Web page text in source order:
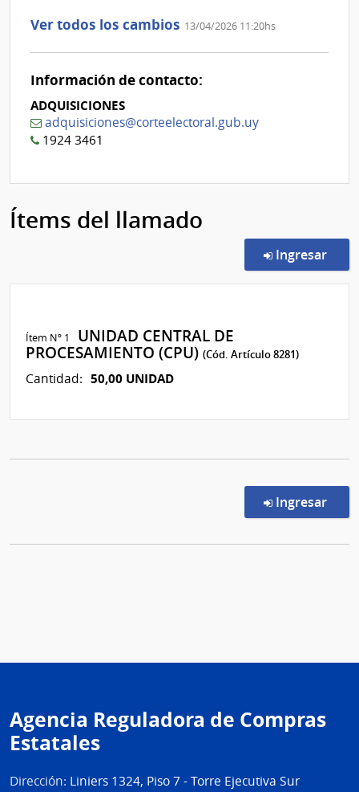
texto de
aclaración
Archivo
aclaración
Ver todos los cambios 13/04/2026 11:20hs
Información de contacto:
ADQUISICIONES
adquisiciones@corteelectoral.gub.uy
1924 3461
Ítems del llamado
Ingresar
Ítem Nº 1
UNIDAD CENTRAL DE
PROCESAMIENTO (CPU)(Cód. Artículo 8281)
Cantidad: 50,00 UNIDAD
Ingresar
Agencia Reguladora de Compras
Estatales
Dirección: Liniers 1324, Piso 7 - Torre Ejecutiva Sur